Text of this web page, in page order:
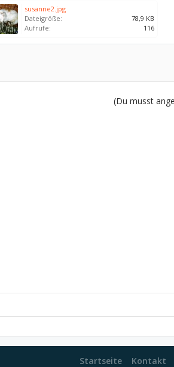
susanne2.jpg
Dateigröße:
78,9 KB
Aufrufe:
116
(Du musst
Startseite Kontakt